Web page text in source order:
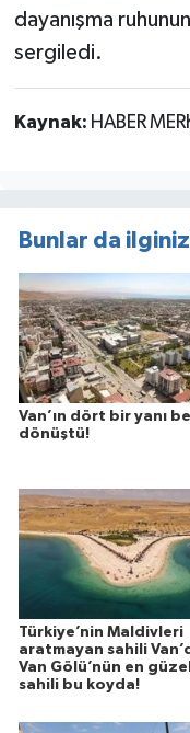
dayanışma
sergiledi.
Kaynak: HABER
Bunlar da
Van’ın dört bir yanı
dönüştü!
Türkiye’nin Maldivleri
aratmayan sahili
Van Gölü’nün en güzel
sahili bu koyda!